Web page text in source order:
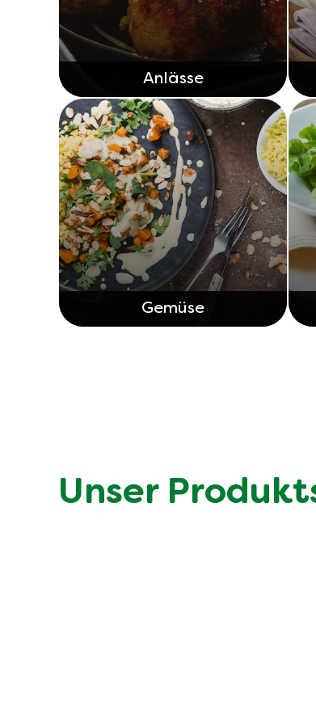
Anlässe
Gemüse
Unser